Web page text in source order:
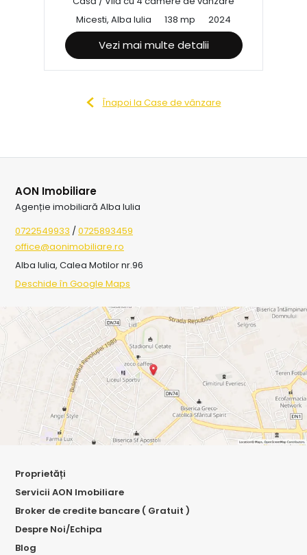
Micesti, Alba Iulia
138 mp 2024
Vezi mai multe detalii
Înapoi la Case de vânzare
AON Imobiliare
Agenție imobiliară Alba Iulia
0722549933 /0725893459
office@aonimobiliare.ro
Alba Iulia, Calea Motilor nr.96
Deschide în Google Maps
Proprietăți
Servicii AON Imobiliare
Broker de credite bancare ( Gratuit )
Despre Noi/Echipa
Blog